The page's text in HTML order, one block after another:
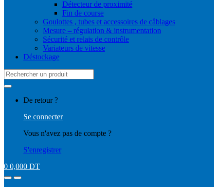
Détecteur de proximité
Fin de course
Goulottes , tubes et accessoires de câblages
Mesure – régulation & instrumentation
Sécurité et relais de contrôle
Variateurs de vitesse
Déstockage
Search
for:
De retour ?
Se connecter
Vous n'avez pas de compte ?
S'enregistrer
0 0,000 DT